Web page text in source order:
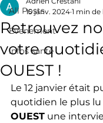
All Posts
Evenement
infos santé
Retrouvez
votre
OUEST !
15 janv. 2024 1 min
Le 12 janvier était
quotidien le plus lu
OUEST une